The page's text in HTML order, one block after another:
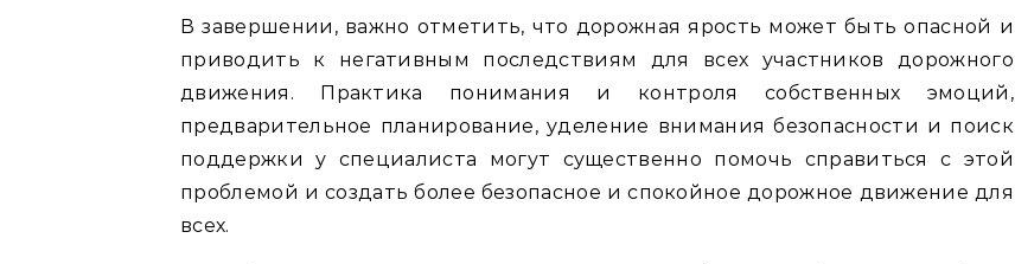
В завершении, важно отметить, что дорожная ярость может быть опасной и
приводить к негативным последствиям для всех участников дорожного
движения. Практика понимания и контроля собственных эмоций,
предварительное планирование, уделение внимания безопасности и поиск
поддержки у специалиста могут существенно помочь справиться с этой
проблемой и создать более безопасное и спокойное дорожное движение для
всех.